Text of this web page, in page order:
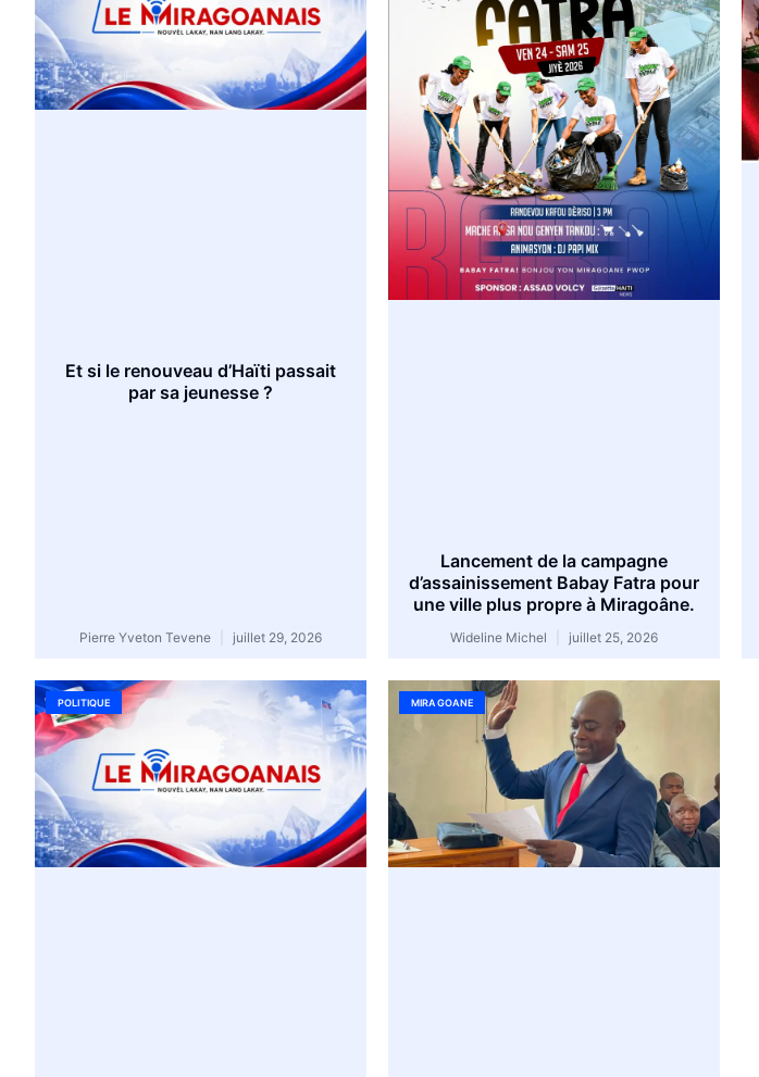
Et si le renouveau d’Haïti passait
par sa jeunesse ?
Pierre Yveton Tevene juillet 29, 2026
Lancement de la campagne
d’assainissement Babay Fatra pour
une ville plus propre à Miragoâne.
Wideline Michel juillet 25, 2026
POLITIQUE MIRAGOANE